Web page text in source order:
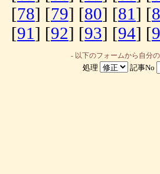
[78] [79] [80] [81 ] [
[91 ] [92] [93] [94] [
- 以下のフォームから自分
処理 記事No